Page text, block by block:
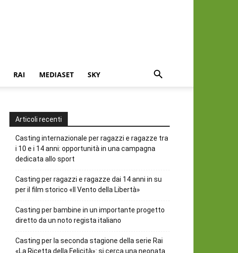
RAI MEDIASET SKY
Articoli recenti
Casting internazionale per ragazzi e ragazze tra
i 10 e i 14 anni: opportunità in una campagna
dedicata allo sport
Casting per ragazzi e ragazze dai 14 anni in su
per il film storico «Il Vento della Libertà»
Casting per bambine in un importante progetto
diretto da un noto regista italiano
Casting per la seconda stagione della serie Rai
«La Ricetta della Felicità»: si cerca una neonata